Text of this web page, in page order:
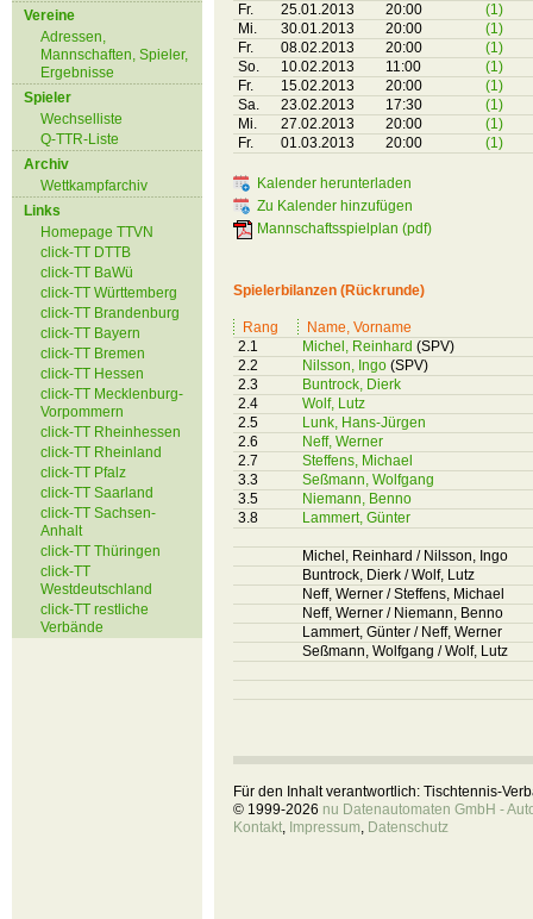
Vereine
Adressen,
Mannschaften, Spieler,
Ergebnisse
Spieler
Wechselliste
Q-TTR-Liste
Archiv
Wettkampfarchiv
Links
Homepage TTVN
click-TT DTTB
click-TT BaWü
click-TT Württemberg
click-TT Brandenburg
click-TT Bayern
click-TT Bremen
click-TT Hessen
click-TT Mecklenburg-
Vorpommern
click-TT Rheinhessen
click-TT Rheinland
click-TT Pfalz
click-TT Saarland
click-TT Sachsen-
Anhalt
click-TT Thüringen
click-TT
Westdeutschland
click-TT restliche
Verbände
Fr.
25.01.2013 20:00
(1)
Mi.
30.01.2013 20:00
(1)
Fr.
08.02.2013 20:00
(1)
So.
10.02.2013 11:00
(1)
Fr.
15.02.2013 20:00
(1)
Sa.
23.02.2013 17:30
(1)
Mi.
27.02.2013 20:00
(1)
Fr.
01.03.2013 20:00 (1)
Kalender herunterladen
Zu Kalender hinzufügen
Mannschaftsspielplan (pdf)
Spielerbilanzen (Rückrunde)
Rang
Name, Vorname
2.1
Michel, Reinhard (SPV)
2.2
Nilsson, Ingo (SPV)
2.3
Buntrock, Dierk
2.4
Wolf, Lutz
2.5
Lunk, Hans-Jürgen
2.6
Neff, Werner
2.7
Steffens, Michael
3.3
Seßmann, Wolfgang
3.5
Niemann, Benno
3.8
Lammert, Günter
Michel, Reinhard / Nilsson, Ingo
Buntrock, Dierk / Wolf, Lutz
Neff, Werner / Steffens, Michael
Neff, Werner / Niemann, Benno
Lammert, Günter / Neff, Werner
Seßmann, Wolfgang / Wolf, Lutz
Für den Inhalt verantwortlich: Tischtennis-
© 1999-2026 nu Datenautomaten GmbH -
Kontakt, Impressum, Datenschutz